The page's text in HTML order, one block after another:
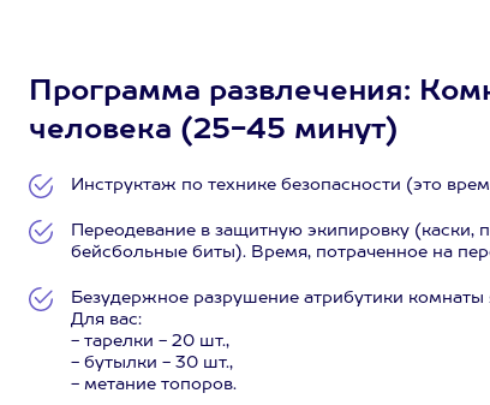
Программа развлечения:
человека (25-45 минут)
Инструктаж по технике безопасности (это
Переодевание в защитную экипировку (каски,
бейсбольные биты). Время, потраченное на
Безудержное разрушение атрибутики
Для вас:
- тарелки - 20 шт.,
- бутылки - 30 шт.,
- метание топоров.